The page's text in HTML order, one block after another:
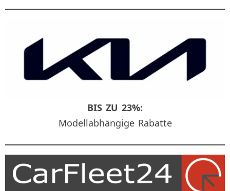
BIS ZU 23%:
Modellabhängige Rabatte